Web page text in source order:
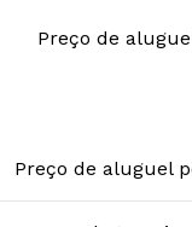
Preço de
Preço de aluguel